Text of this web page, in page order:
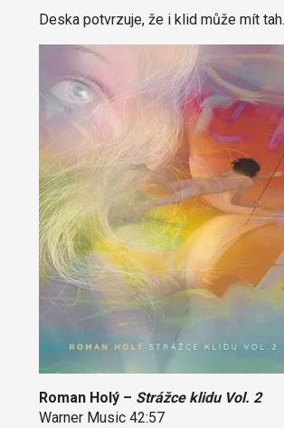
Deska potvrzuje, že i klid může mít tah.
Roman Holý – Strážce klidu Vol. 2
Warner Music 42:57